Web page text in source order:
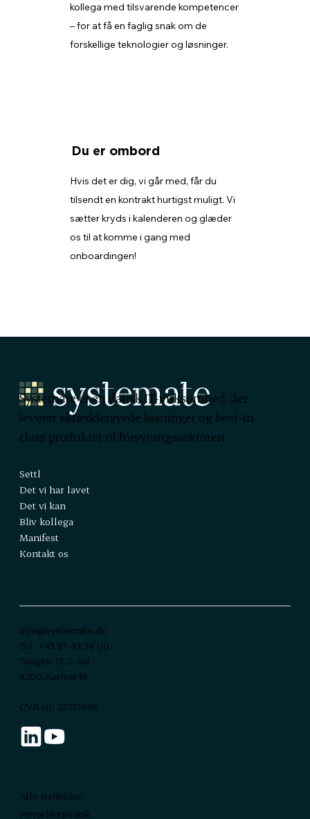
kollega med tilsvarende kompetencer
– for at få en faglig snak om de
forskellige teknologier og løsninger.
Du er ombord
Hvis det er dig, vi går med, får du
tilsendt en kontrakt hurtigst muligt. Vi
sætter kryds i kalenderen og glæder
os til at komme i gang med
onboardingen!
Systemate er en dansk IT-virksomhed, der
leverer skræddersyede løsninger og best-in-
class produkter til forsyningssektoren.
Settl
Det vi har lavet
Det vi kan
Bliv kollega
Manifest
Kontakt os
info@systemate.dk
Tel: +45 87 43 34 00
Tangen 17, 2. sal
8200 Aarhus N
CVR-nr: 25377699
Alle politikker
Privatlivspolitik